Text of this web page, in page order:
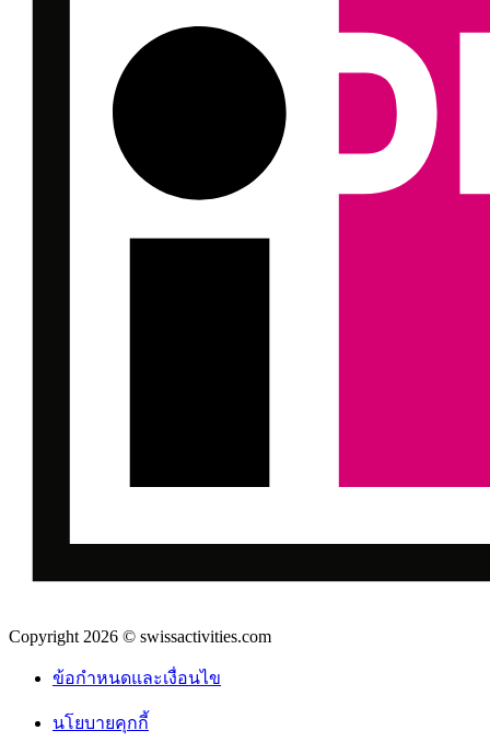
Copyright 2026 © swissactivities.com
ข้อกำหนดและเงื่อนไข
นโยบายคุกกี้